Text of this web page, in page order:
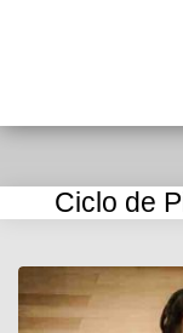
Ciclo de